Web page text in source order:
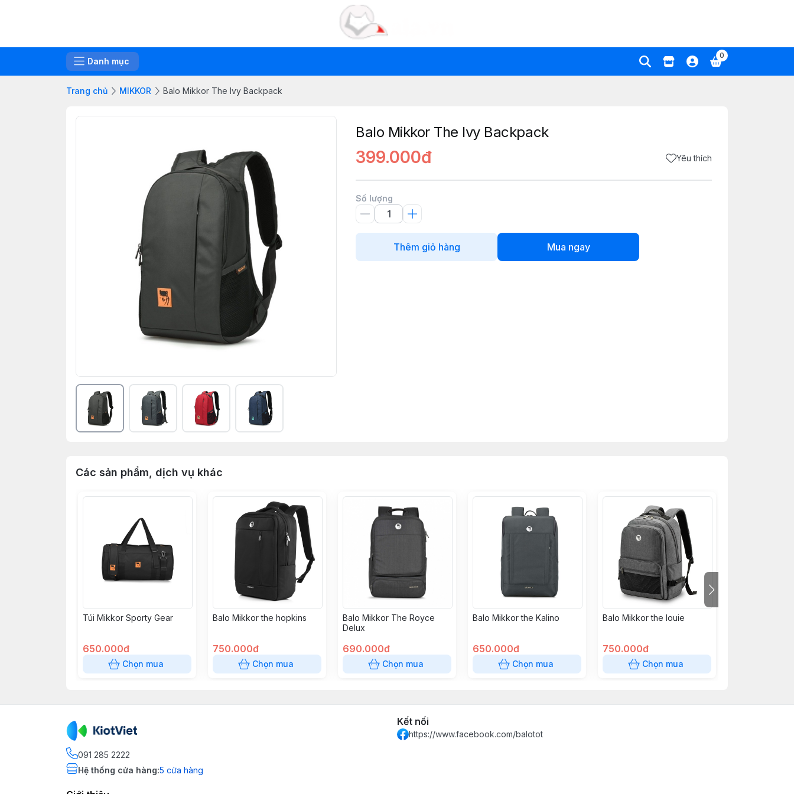
Danh mục
0
Trang chủ MIKKOR Balo Mikkor The Ivy Backpack
Balo Mikkor The Ivy Backpack
399.000đ Yêu thích
Số lượng
Thêm giỏ hàng Mua ngay
Các sản phẩm, dịch vụ khác
Túi Mikkor Sporty Gear
650.000đ
Chọn mua
Balo Mikkor the hopkins
750.000đ
Chọn mua
Balo Mikkor The Royce
Delux
690.000đ
Chọn mua
Balo Mikkor the Kalino
650.000đ
Chọn mua
Balo Mikkor the louie
750.000đ
Chọn mua
091 285 2222
Hệ thống cửa hàng:5 cửa hàng
Kết nối
https://www.facebook.com/balotot